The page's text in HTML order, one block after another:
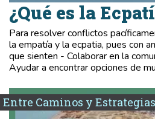
¿Qué es la
Para resolver conflictos
la empatía y la ecpatia, pues con
que sienten - Colaborar en la
Ayudar a encontrar opciones de
Entre Caminos y Estrategias